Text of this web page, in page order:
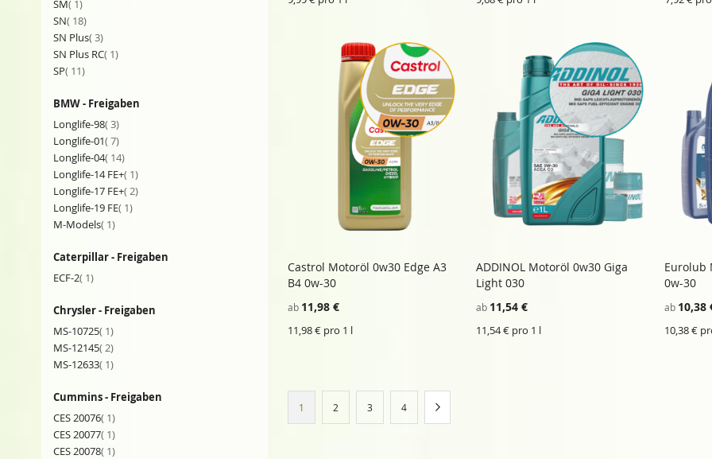
In den Einkaufswagen
WUNSCHZETTEL
HINZUFÜGEN
VERGLEICHSLISTE
Castrol Motoröl 0w30 Edge A3
B4 0w-30
ab 11,98 €
11,98 € pro 1 l
In den Einkaufswagen
ADDINOL Motoröl 0w30 Giga
Light 030
ab 11,54 €
11,54 € pro 1 l
In
Eurolub
0w-30
ab 10,38
10,38 €
Sie lesen gerade Seite
1 Seite
2 Seite
3 Seite
4
SM 1Artikel
SN 18Artikel
SN Plus 3Artikel
SN Plus RC 1Artikel
SP 11Artikel
BMW - Freigaben
Longlife-98 3Artikel
Longlife-01 7Artikel
Longlife-04 14Artikel
Longlife-14 FE+ 1Artikel
Longlife-17 FE+ 2Artikel
Longlife-19 FE 1Artikel
M-Models 1Artikel
Caterpillar - Freigaben
ECF-2 1Artikel
Chrysler - Freigaben
MS-10725 1Artikel
MS-12145 2Artikel
MS-12633 1Artikel
Cummins - Freigaben
CES 20076 1Artikel
CES 20077 1Artikel
CES 20078 1Artikel